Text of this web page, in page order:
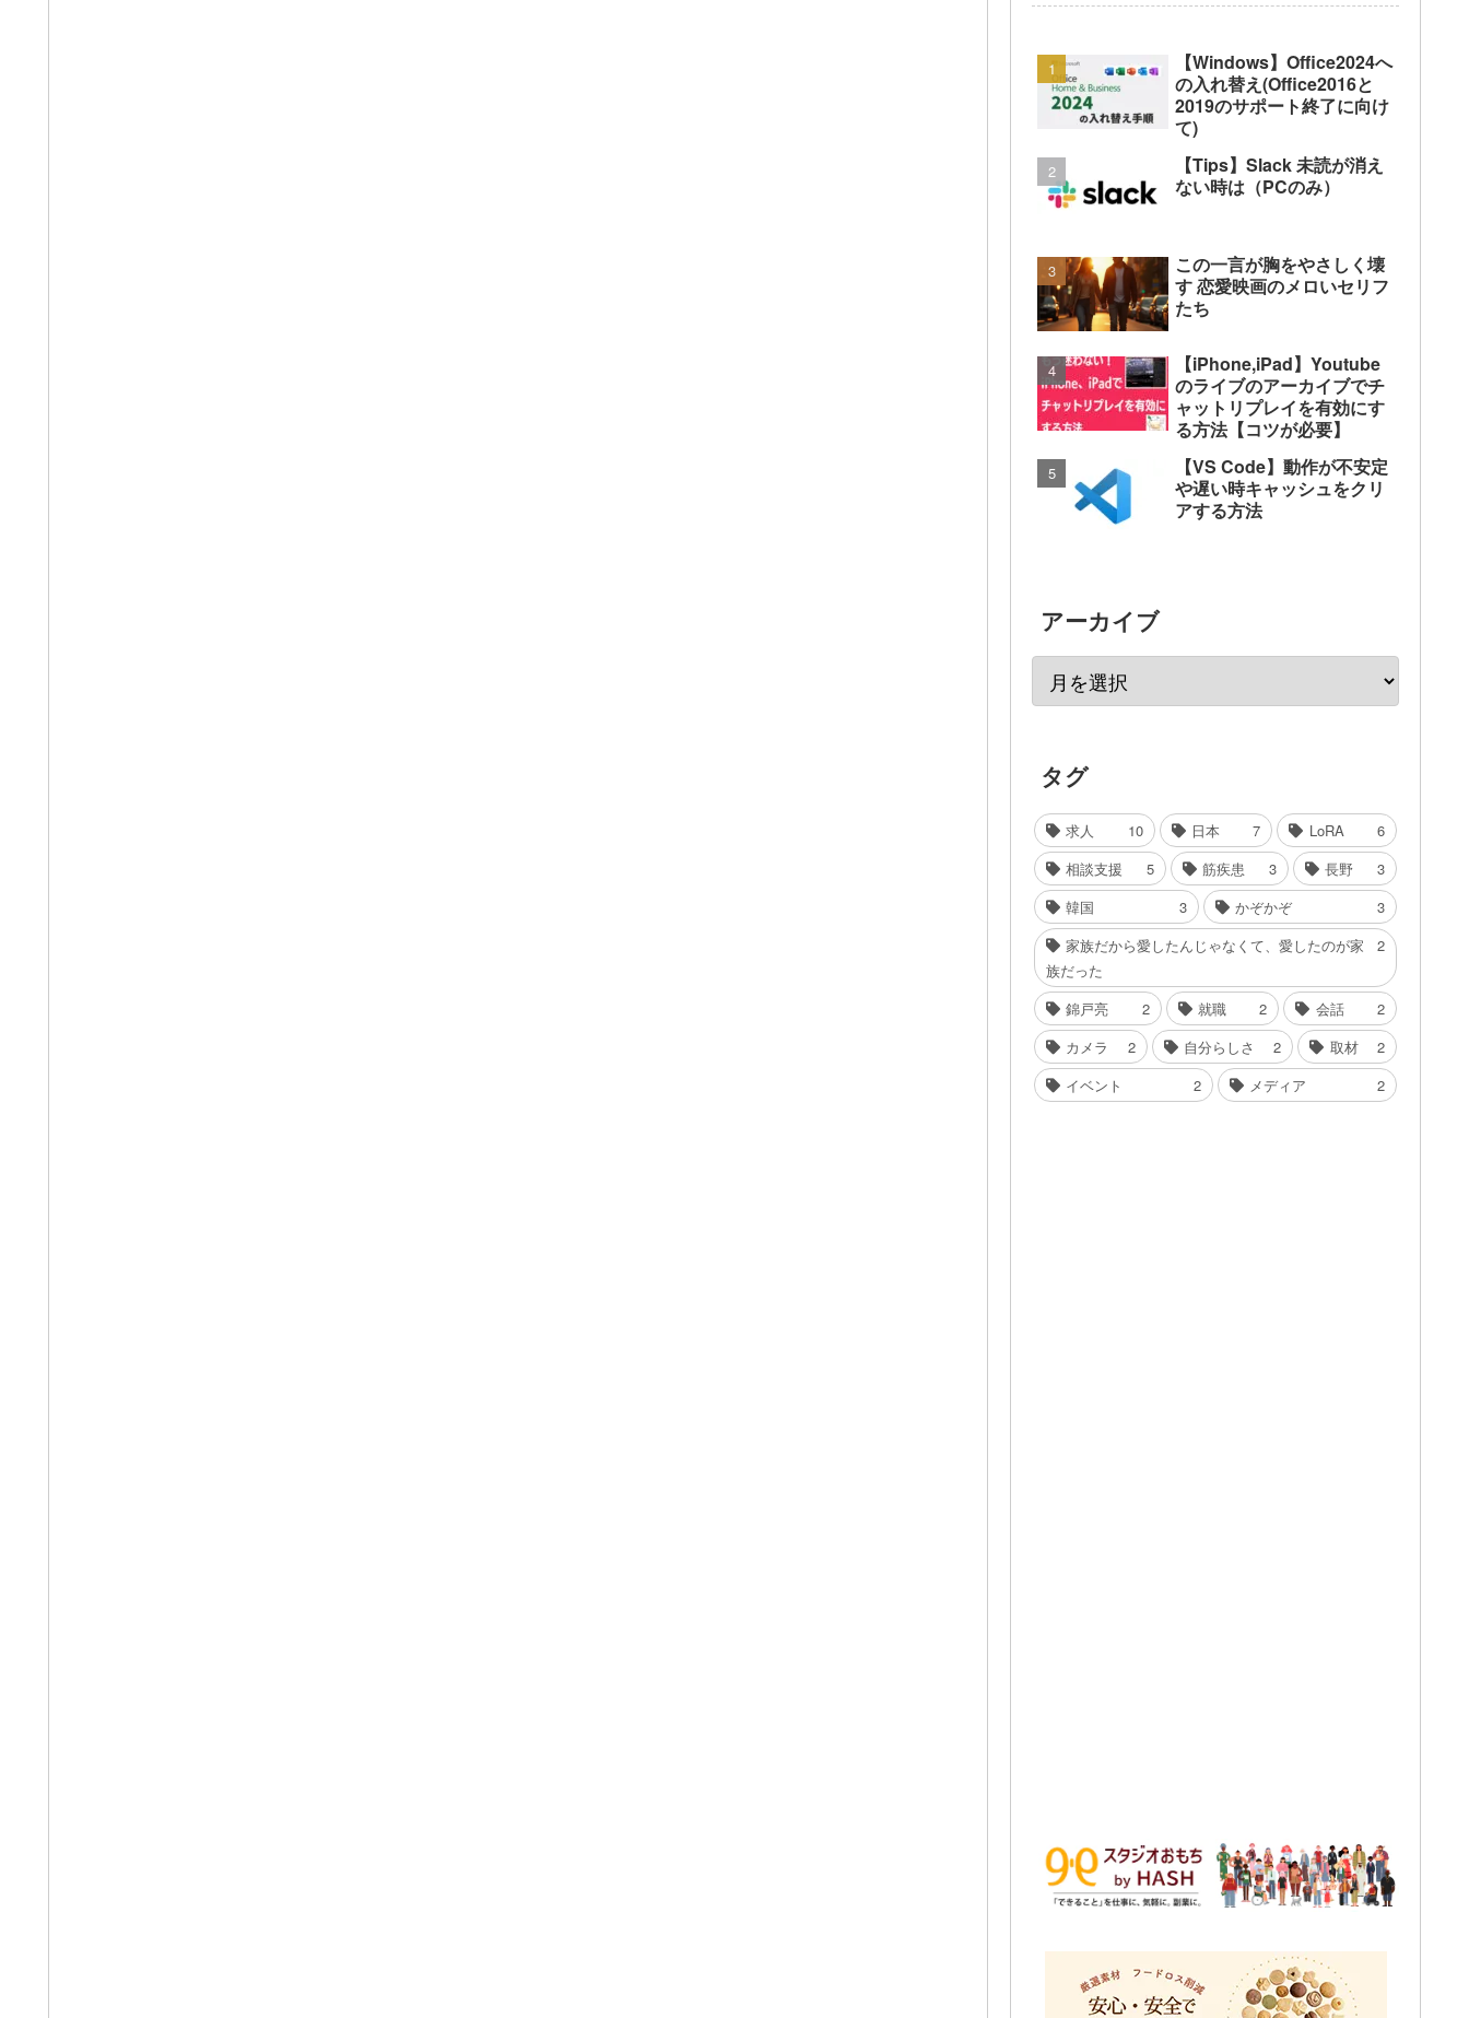
【Windows】Office2024へ
の入れ替え(Office2016と
2019のサポート終了に向け
て)
【Tips】Slack 未読が消え
ない時は（PCのみ）
この一言が胸をやさしく壊
す 恋愛映画のメロいセリフ
たち
【iPhone,iPad】Youtube
のライブのアーカイブでチ
ャットリプレイを有効にす
る方法【コツが必要】
【VS Code】動作が不安定
や遅い時キャッシュをクリ
アする方法
アーカイブ
タグ
求人 10 日本 7 LoRA
6
相談支援
5 筋疾患 3 長野
3
韓国
3 かぞかぞ
3
家族だから愛したんじゃなくて、愛したのが家
族だった
2
錦戸亮 2 就職 2 会話
2
カメラ
2 自分らしさ 2 取材
2
イベント
2 メディア 2